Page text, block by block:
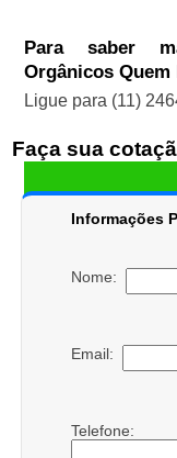
Para saber
Orgânicos Quem
Ligue para (11)
Faça sua
Informações
Nome:
Email:
Telefone: